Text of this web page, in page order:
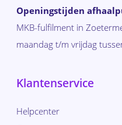
Openingstijden
MKB-fulfilment in
maandag t/m vrijdag
Klantenservice
Helpcenter